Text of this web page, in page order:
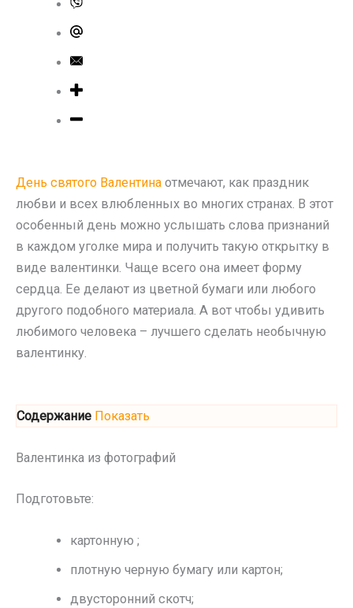
День святого Валентина отмечают, как праздник
любви и всех влюбленных во многих странах. В этот
особенный день можно услышать слова признаний
в каждом уголке мира и получить такую открытку в
виде валентинки. Чаще всего она имеет форму
сердца. Ее делают из цветной бумаги или любого
другого подобного материала. А вот чтобы удивить
любимого человека – лучшего сделать необычную
валентинку.
Содержание Показать
Валентинка из фотографий
Подготовьте:
картонную ;
плотную черную бумагу или картон;
двусторонний скотч;